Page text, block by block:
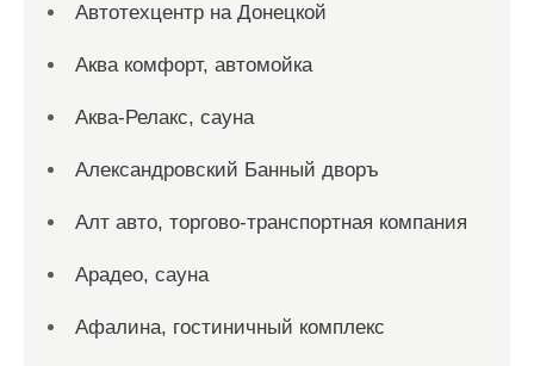
Автотехцентр на Донецкой
Аква комфорт, автомойка
Аква-Релакс, сауна
Александровский Банный дворъ
Алт авто, торгово-транспортная компания
Арадео, сауна
Афалина, гостиничный комплекс